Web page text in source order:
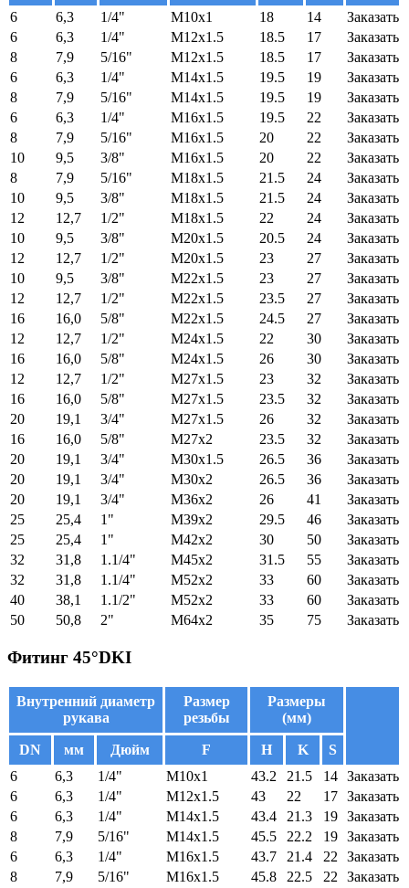
6
6,3 1/4" M10x1 18 14
Заказать
6
6,3 1/4" M12x1.5 18.5 17
Заказать
8
7,9 5/16" M12x1.5 18.5 17
Заказать
6
6,3 1/4" M14x1.5 19.5 19
Заказать
8
7,9 5/16" M14x1.5 19.5 19
Заказать
6
6,3 1/4" M16x1.5 19.5 22
Заказать
8
7,9 5/16" M16x1.5 20 22
Заказать
10
9,5 3/8" M16x1.5 20 22
Заказать
8
7,9 5/16" M18x1.5 21.5 24
Заказать
10
9,5 3/8" M18x1.5 21.5 24
Заказать
12
12,7 1/2" M18x1.5 22 24
Заказать
10
9,5 3/8" M20x1.5 20.5 24
Заказать
12
12,7 1/2" M20x1.5 23 27
Заказать
10
9,5 3/8" M22x1.5 23 27
Заказать
12
12,7 1/2" M22x1.5 23.5 27
Заказать
16
16,0 5/8" M22x1.5 24.5 27
Заказать
12
12,7 1/2" M24x1.5 22 30
Заказать
16
16,0 5/8" M24x1.5 26 30
Заказать
12
12,7 1/2" M27x1.5 23 32
Заказать
16
16,0 5/8" M27x1.5 23.5 32
Заказать
20
19,1 3/4" M27x1.5 26 32
Заказать
16
16,0 5/8" M27x2 23.5 32
Заказать
20
19,1 3/4" M30x1.5 26.5 36
Заказать
20
19,1 3/4" M30x2 26.5 36
Заказать
20
19,1 3/4" M36x2 26 41
Заказать
25
25,4 1" M39x2 29.5 46
Заказать
25
25,4 1" M42x2 30 50
Заказать
32
31,8 1.1/4" M45x2 31.5 55
Заказать
32
31,8 1.1/4" M52x2 33 60
Заказать
40
38,1 1.1/2" M52x2 33 60
Заказать
50
50,8 2" M64x2 35 75 Заказать
Фитинг 45°DKI
Внутренний диаметр
рукава
Размер
резьбы
Размеры
(мм)
DN мм Дюйм F H K
S
6
6,3 1/4" M10x1 43.2 21.5 14 Заказать
6
6,3 1/4" M12x1.5 43 22 17 Заказать
6
6,3 1/4" M14x1.5 43.4 21.3 19 Заказать
8
7,9 5/16" M14x1.5 45.5 22.2 19 Заказать
6
6,3 1/4" M16x1.5 43.7 21.4 22
Заказать
8
7,9 5/16" M16x1.5 45.8 22.5 22
Заказать